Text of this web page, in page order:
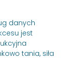
zgodę na
danych
jest
tania, siła